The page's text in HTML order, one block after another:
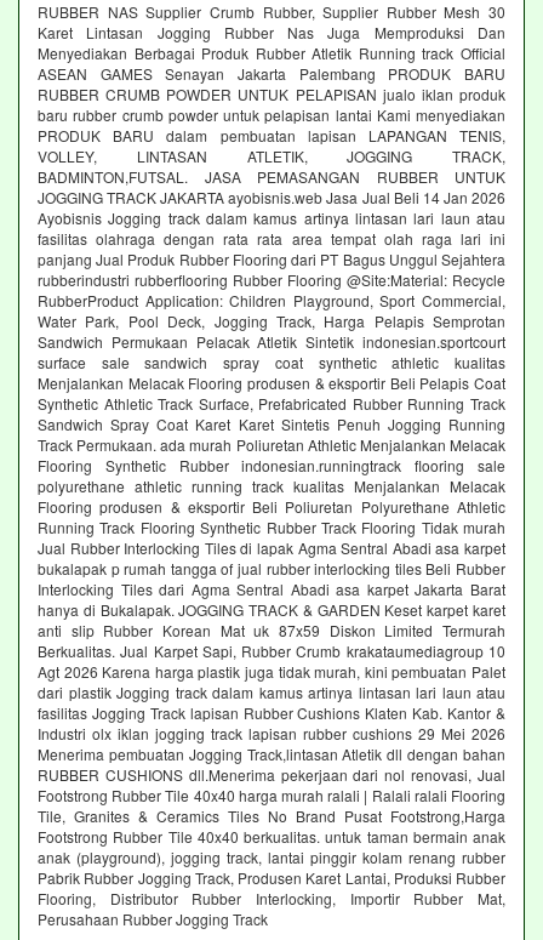
RUBBER NAS Supplier Crumb Rubber, Supplier Rubber Mesh 30
Karet Lintasan Jogging Rubber Nas Juga Memproduksi Dan
Menyediakan Berbagai Produk Rubber Atletik Running track Official
ASEAN GAMES Senayan Jakarta Palembang PRODUK BARU
RUBBER CRUMB POWDER UNTUK PELAPISAN jualo iklan produk
baru rubber crumb powder untuk pelapisan lantai Kami menyediakan
PRODUK BARU dalam pembuatan lapisan LAPANGAN TENIS,
VOLLEY, LINTASAN ATLETIK, JOGGING TRACK,
BADMINTON,FUTSAL. JASA PEMASANGAN RUBBER UNTUK
JOGGING TRACK JAKARTA ayobisnis.web Jasa Jual Beli 14 Jan 2026
Ayobisnis Jogging track dalam kamus artinya lintasan lari laun atau
fasilitas olahraga dengan rata rata area tempat olah raga lari ini
panjang Jual Produk Rubber Flooring dari PT Bagus Unggul Sejahtera
rubberindustri rubberflooring Rubber Flooring @Site:Material: Recycle
RubberProduct Application: Children Playground, Sport Commercial,
Water Park, Pool Deck, Jogging Track, Harga Pelapis Semprotan
Sandwich Permukaan Pelacak Atletik Sintetik indonesian.sportcourt
surface sale sandwich spray coat synthetic athletic kualitas
Menjalankan Melacak Flooring produsen & eksportir Beli Pelapis Coat
Synthetic Athletic Track Surface, Prefabricated Rubber Running Track
Sandwich Spray Coat Karet Karet Sintetis Penuh Jogging Running
Track Permukaan. ada murah Poliuretan Athletic Menjalankan Melacak
Flooring Synthetic Rubber indonesian.runningtrack flooring sale
polyurethane athletic running track kualitas Menjalankan Melacak
Flooring produsen & eksportir Beli Poliuretan Polyurethane Athletic
Running Track Flooring Synthetic Rubber Track Flooring Tidak murah
Jual Rubber Interlocking Tiles di lapak Agma Sentral Abadi asa karpet
bukalapak p rumah tangga of jual rubber interlocking tiles Beli Rubber
Interlocking Tiles dari Agma Sentral Abadi asa karpet Jakarta Barat
hanya di Bukalapak. JOGGING TRACK & GARDEN Keset karpet karet
anti slip Rubber Korean Mat uk 87x59 Diskon Limited Termurah
Berkualitas. Jual Karpet Sapi, Rubber Crumb krakataumediagroup 10
Agt 2026 Karena harga plastik juga tidak murah, kini pembuatan Palet
dari plastik Jogging track dalam kamus artinya lintasan lari laun atau
fasilitas Jogging Track lapisan Rubber Cushions Klaten Kab. Kantor &
Industri olx iklan jogging track lapisan rubber cushions 29 Mei 2026
Menerima pembuatan Jogging Track,lintasan Atletik dll dengan bahan
RUBBER CUSHIONS dll.Menerima pekerjaan dari nol renovasi, Jual
Footstrong Rubber Tile 40x40 harga murah ralali | Ralali ralali Flooring
Tile, Granites & Ceramics Tiles No Brand Pusat Footstrong,Harga
Footstrong Rubber Tile 40x40 berkualitas. untuk taman bermain anak
anak (playground), jogging track, lantai pinggir kolam renang rubber
Pabrik Rubber Jogging Track, Produsen Karet Lantai, Produksi Rubber
Flooring, Distributor Rubber Interlocking, Importir Rubber Mat,
Perusahaan Rubber Jogging Track